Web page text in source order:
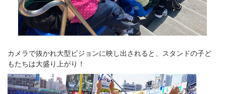
カメラで抜かれ大型ビジョンに映し出されると、スタンドの子ど
もたちは大盛り上がり！